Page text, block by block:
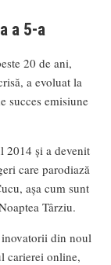
a 5-a
20 de ani,
a evoluat la
succes emisiune
2014 și a devenit
care parodiază
așa cum sunt
Târziu.
din noul
carierei online,